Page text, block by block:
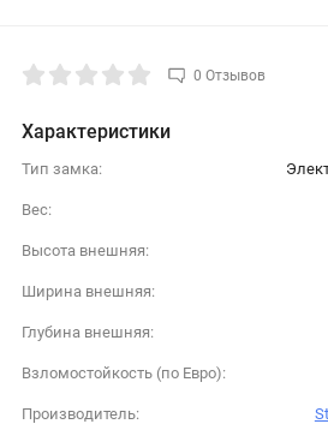
0 Отзывов
Характеристики
Тип замка:
Вес:
Высота внешняя:
Ширина внешняя:
Глубина внешняя:
Взломостойкость (по Евро):
Производитель: